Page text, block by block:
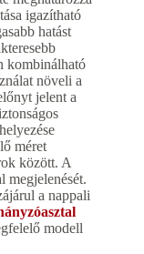
igazítható
hatást
kombinálható
növeli a
jelent a
méret
között. A
megjelenését.
a nappali
modell